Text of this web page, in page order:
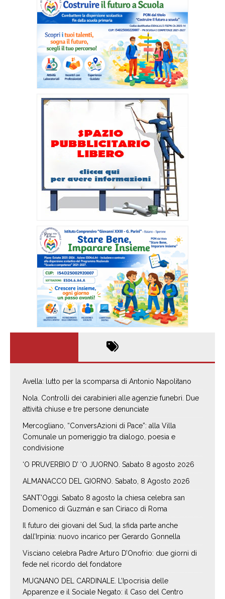
Avella: lutto per la scomparsa di Antonio Napolitano
Nola. Controlli dei carabinieri alle agenzie funebri. Due
attività chiuse e tre persone denunciate
Mercogliano, “ConversAzioni di Pace”: alla Villa
Comunale un pomeriggio tra dialogo, poesia e
condivisione
‘O PRUVERBIO D’ ‘O JUORNO. Sabato 8 agosto 2026
ALMANACCO DEL GIORNO. Sabato, 8 Agosto 2026
SANT’Oggi. Sabato 8 agosto la chiesa celebra san
Domenico di Guzmán e san Ciriaco di Roma
Il futuro dei giovani del Sud, la sfida parte anche
dall’Irpinia: nuovo incarico per Gerardo Gonnella
Visciano celebra Padre Arturo D’Onofrio: due giorni di
fede nel ricordo del fondatore
MUGNANO DEL CARDINALE. L’Ipocrisia delle
Apparenze e il Sociale Negato: il Caso del Centro